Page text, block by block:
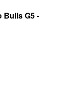
Bulls G5 -